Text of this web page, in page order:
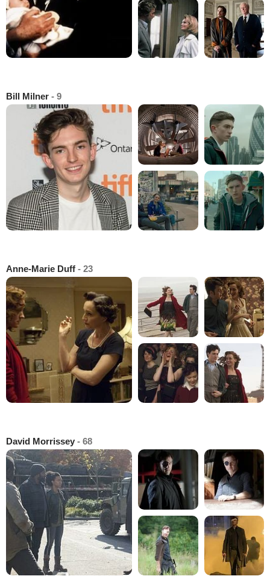
Bill Milner - 9
Anne-Marie Duff - 23
David Morrissey - 68